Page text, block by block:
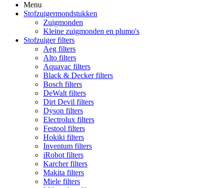
Menu
Stofzuigermondstukken
Zuigmonden
Kleine zuigmonden en plumo's
Stofzuiger filters
Aeg filters
Alto filters​
Aquavac filters
Black & Decker filters
Bosch filters
DeWalt filters
Dirt Devil filters
Dyson filters
Electrolux filters
Festool filters
Hokiki filters
Inventum filters
iRobot filters
Karcher filters
Makita filters
Miele filters